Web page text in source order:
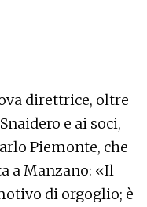
direttrice, oltre
e ai soci,
Piemonte, che
a Manzano: «Il
di orgoglio; è